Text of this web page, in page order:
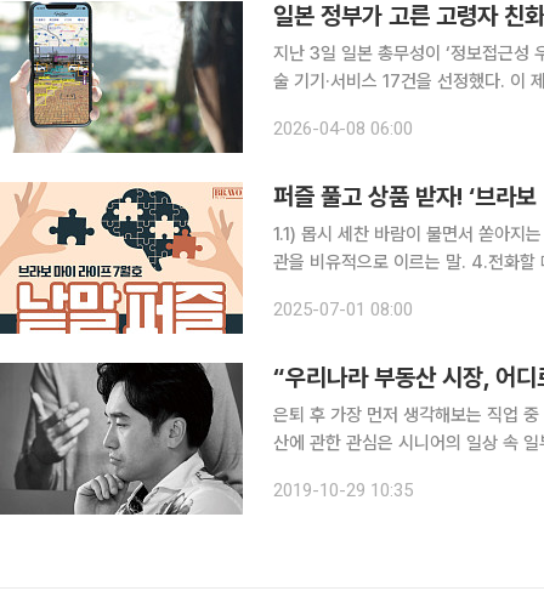
일본 정부가 고른 고령자 친
지난 3일 일본 총무성이 ‘정보접근성
술 기기·서비스 17건을 선정했다. 이
2026-04-08 06:00
퍼즐 풀고 상품 받자! ‘브라
1.1) 몹시 세찬 바람이 불면서 쏟아지
관을 비유적으로 이르는 말. 4.전화할 때 상대편을 부르는 말. 상대편이 윗사람이거나 아랫사람이거
모아둠. 10.
2025-07-01 08:00
“우리나라 부동산 시장, 어
은퇴 후 가장 먼저 생각해보는 직업
산에 관한 관심은 시니어의 일상 속
탄한 입지를 다진 전문가이자 여러
2019-10-29 10:35